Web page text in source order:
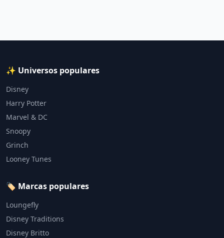
✨ Universos populares
Disney
Harry Potter
Marvel & DC
Snoopy
Grinch
Looney Tunes
🏷️ Marcas populares
Loungefly
Disney Traditions
Disney Britto